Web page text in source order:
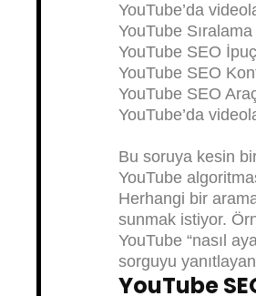
YouTube’da
YouTube
YouTube SEO
YouTube SEO
YouTube SEO
YouTube’da
Bu soruya kesin
YouTube
Herhangi bir
sunmak istiyor.
YouTube “nasıl
sorguyu
YouTube